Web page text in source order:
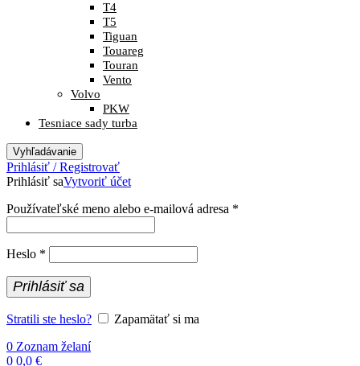
T4
T5
Tiguan
Touareg
Touran
Vento
Volvo
PKW
Tesniace sady turba
Vyhľadávanie
Prihlásiť / Registrovať
Prihlásiť saVytvoriť účet
Používateľské meno alebo e-mailová adresa *
Heslo *
Prihlásiť sa
Stratili ste heslo?
Zapamätať si ma
0 Zoznam želaní
0 0,0 €